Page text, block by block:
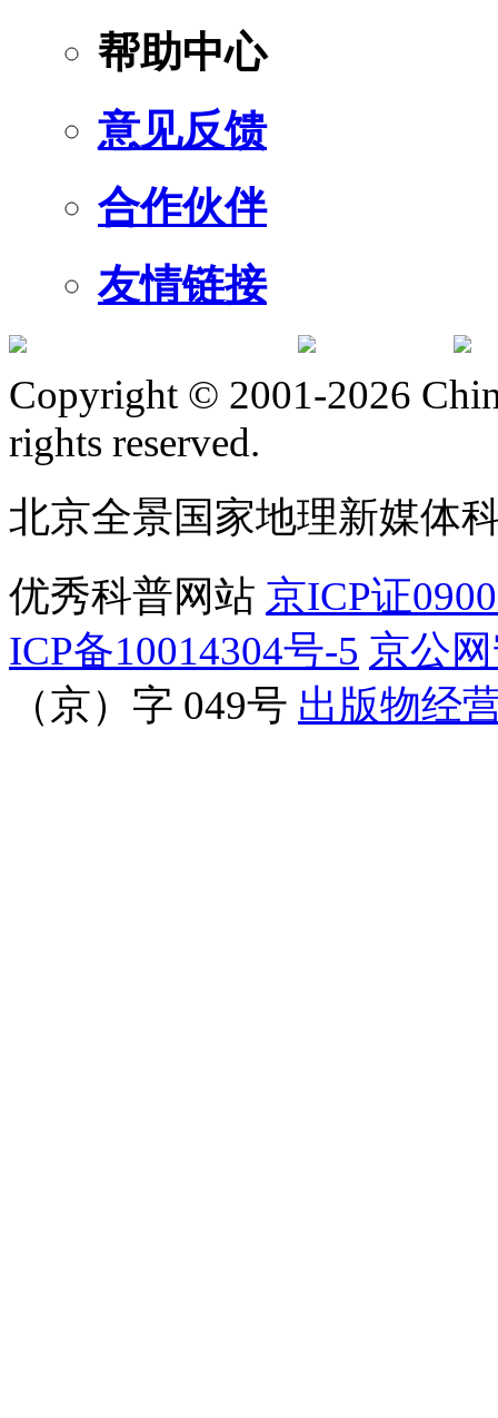
帮助中心
意见反馈
合作伙伴
友情链接
Copyright © 2001-2026
rights reserved.
北京全景国家地理新媒体
优秀科普网站 京ICP证
ICP备10014304号-5 京公
（京）字 049号 出版物经